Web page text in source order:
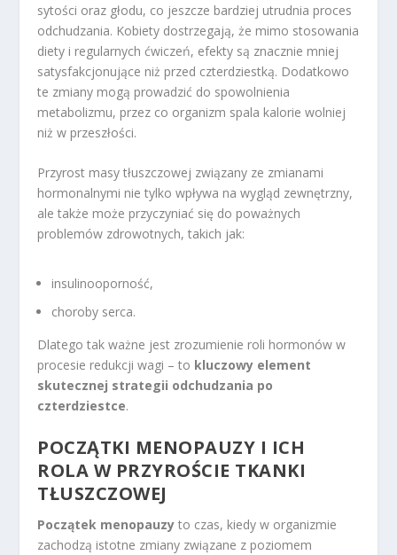
sytości oraz głodu, co jeszcze bardziej utrudnia proces
odchudzania. Kobiety dostrzegają, że mimo stosowania
diety i regularnych ćwiczeń, efekty są znacznie mniej
satysfakcjonujące niż przed czterdziestką. Dodatkowo
te zmiany mogą prowadzić do spowolnienia
metabolizmu, przez co organizm spala kalorie wolniej
niż w przeszłości.
Przyrost masy tłuszczowej związany ze zmianami
hormonalnymi nie tylko wpływa na wygląd zewnętrzny,
ale także może przyczyniać się do poważnych
problemów zdrowotnych, takich jak:
insulinooporność,
choroby serca.
Dlatego tak ważne jest zrozumienie roli hormonów w
procesie redukcji wagi – to kluczowy element
skutecznej strategii odchudzania po
czterdziestce.
POCZĄTKI MENOPAUZY I ICH
ROLA W PRZYROŚCIE TKANKI
TŁUSZCZOWEJ
Początek menopauzy to czas, kiedy w organizmie
zachodzą istotne zmiany związane z poziomem